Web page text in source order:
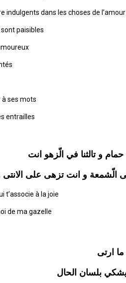
indulgents dans les choses de l’amour
paisibles
à ses mots
entrailles
الّشمعة و انت تزهى على الانتى
t’associe à la joie
de ma gazelle
ارتى
بلسان الحال